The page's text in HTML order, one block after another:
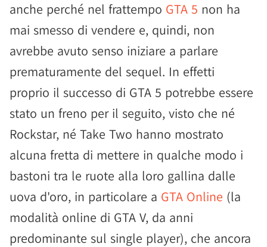
anche perché nel frattempo GTA 5 non ha
mai smesso di vendere e, quindi, non
avrebbe avuto senso iniziare a parlare
prematuramente del sequel. In effetti
proprio il successo di GTA 5 potrebbe essere
stato un freno per il seguito, visto che né
Rockstar, né Take Two hanno mostrato
alcuna fretta di mettere in qualche modo i
bastoni tra le ruote alla loro gallina dalle
uova d'oro, in particolare a GTA Online (la
modalità online di GTA V, da anni
predominante sul single player), che ancora